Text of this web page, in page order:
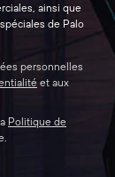
ainsi que
de Palo
personnelles
et aux
Politique de